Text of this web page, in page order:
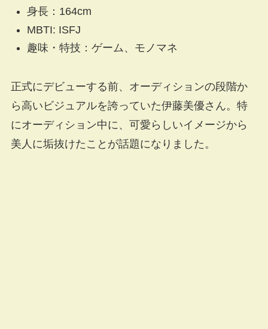
身長：164cm
MBTI: ISFJ
趣味・特技：ゲーム、モノマネ
正式にデビューする前、オーディションの段階か
ら高いビジュアルを誇っていた伊藤美優さん。特
にオーディション中に、可愛らしいイメージから
美人に垢抜けたことが話題になりました。